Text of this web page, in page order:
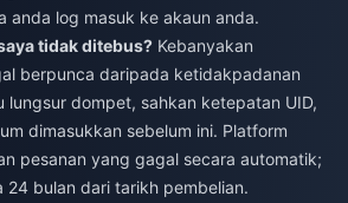
anda log masuk ke akaun anda.
tidak ditebus? Kebanyakan
berpunca daripada ketidakpadanan
lungsur dompet, sahkan ketepatan UID,
dimasukkan sebelum ini. Platform
pesanan yang gagal secara automatik;
24 bulan dari tarikh pembelian.